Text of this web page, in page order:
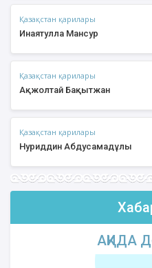
Қазақстан қарилары
Инаятулла Мансур
Қазақстан қарилары
Ақжолтай Бақытжан
Қазақстан қарилары
Нуриддин Абдусамадұлы
АҚИДА